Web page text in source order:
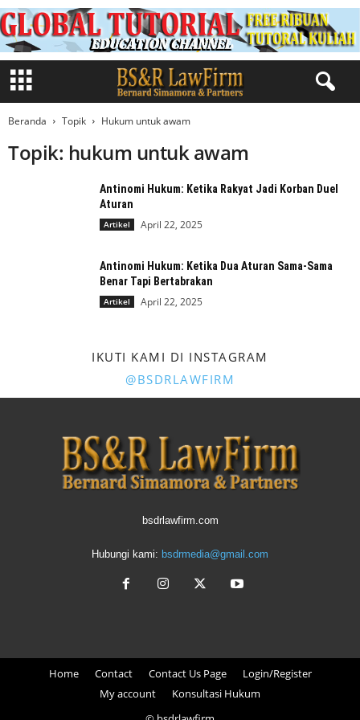
Beranda Topik Hukum untuk awam
Topik: hukum untuk awam
Antinomi Hukum: Ketika Rakyat Jadi Korban Duel
Aturan
Artikel April 22, 2025
Antinomi Hukum: Ketika Dua Aturan Sama-Sama
Benar Tapi Bertabrakan
Artikel April 22, 2025
IKUTI KAMI DI INSTAGRAM
@BSDRLAWFIRM
bsdrlawfirm.com
Hubungi kami: bsdrmedia@gmail.com
Home Contact Contact Us Page
Login/Register
My account
Konsultasi Hukum